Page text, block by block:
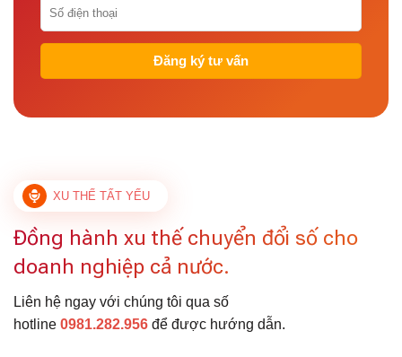
XU THẾ TẤT YẾU
Đồng hành xu thế chuyển đổi số cho
doanh nghiệp cả nước.
Liên hệ ngay với chúng tôi qua số
hotline 0981.282.956 để được hướng dẫn.